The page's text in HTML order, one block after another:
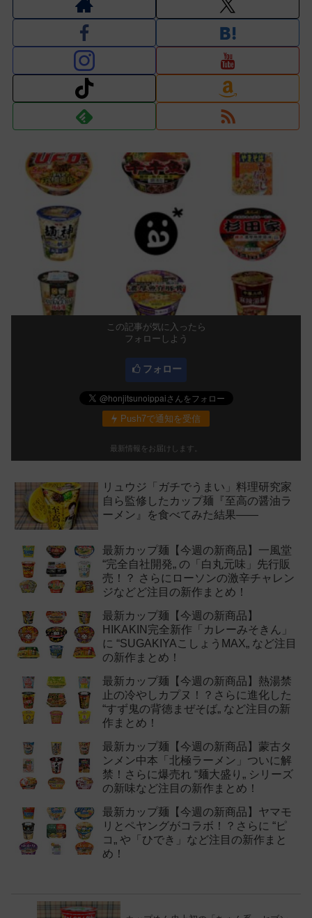
この記事が気に入ったら
フォローしよう
フォロー
Push7で通知を受信
最新情報をお届けします。
リュウジ「ガチでうまい」料理研究家
自ら監修したカップ麺『至高の醤油ラ
ーメン』を食べてみた結果——
最新カップ麺【今週の新商品】一風堂
“完全自社開発„ の「白丸元味」先行販
売！？ さらにローソンの激辛チャレン
ジなどど注目の新作まとめ！
最新カップ麺【今週の新商品】
HIKAKIN完全新作「カレーみそきん」
に “SUGAKIYAこしょうMAX„ など注目
の新作まとめ！
最新カップ麺【今週の新商品】熱湯禁
止の冷やしカプヌ！？さらに進化した
“すず鬼の背徳まぜそば„ など注目の新
作まとめ！
最新カップ麺【今週の新商品】蒙古タ
ンメン中本「北極ラーメン」ついに解
禁！さらに爆売れ “麺大盛り„ シリーズ
の新味など注目の新作まとめ！
最新カップ麺【今週の新商品】ヤマモ
リとペヤングがコラボ！？さらに “ピ
コ„ や「ひでき」など注目の新作まと
め！